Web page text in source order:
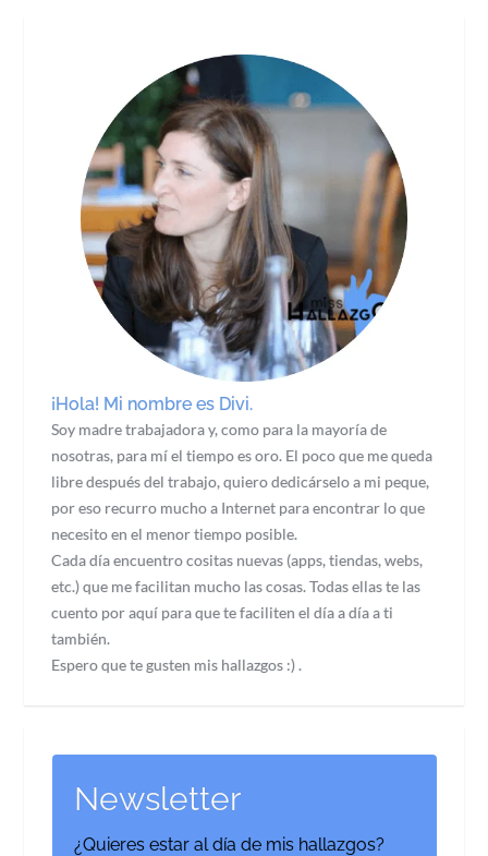
¡Hola! Mi nombre es Divi.
Soy madre trabajadora y, como para la mayoría de
nosotras, para mí el tiempo es oro. El poco que me queda
libre después del trabajo, quiero dedicárselo a mi peque,
por eso recurro mucho a Internet para encontrar lo que
necesito en el menor tiempo posible.
Cada día encuentro cositas nuevas (apps, tiendas, webs,
etc.) que me facilitan mucho las cosas. Todas ellas te las
cuento por aquí para que te faciliten el día a día a ti
también.
Espero que te gusten mis hallazgos :) .
Newsletter
¿Quieres estar al día de mis hallazgos?